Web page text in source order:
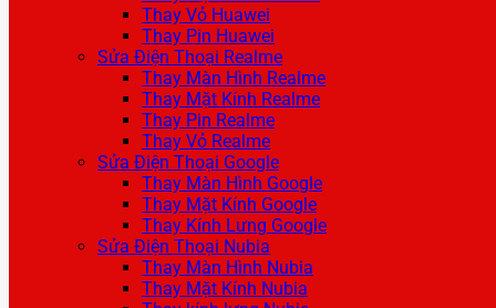
Thay Vỏ Huawei
Thay Pin Huawei
Sửa Điện Thoại Realme
Thay Màn Hình Realme
Thay Mặt Kính Realme
Thay Pin Realme
Thay Vỏ Realme
Sửa Điện Thoại Google
Thay Màn Hình Google
Thay Mặt Kính Google
Thay Kính Lưng Google
Sửa Điện Thoại Nubia
Thay Màn Hình Nubia
Thay Mặt Kính Nubia